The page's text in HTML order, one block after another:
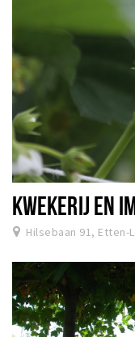
KWEKERIJ EN
Hilsebaan 91, Etten-